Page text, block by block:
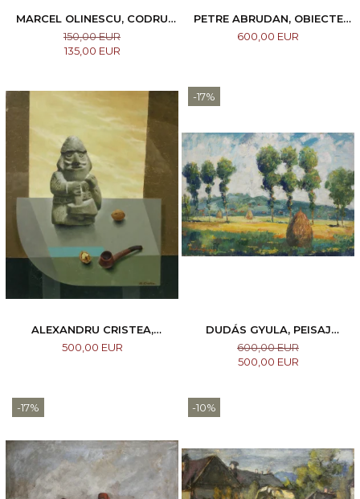
MARCEL OLINESCU, CODRU
TOAMNA, 1965
150,00 EUR
135,00 EUR
PETRE ABRUDAN, OBIECTE
CASNICE, 1967
600,00 EUR
ALEXANDRU CRISTEA,
COMPOZIȚIE
500,00 EUR
-17%
DUDÁS GYULA, PEISAJ
MARAMUREȘEAN, 1987
600,00 EUR
500,00 EUR
-17% -10%